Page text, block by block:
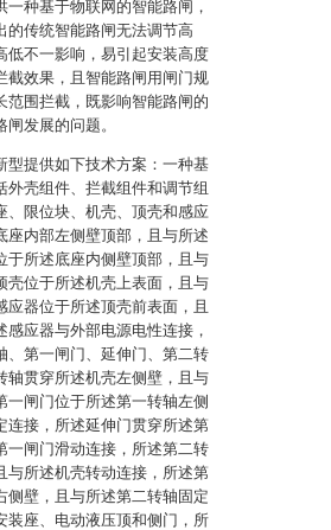
种基于物联网的智能路闸，
的传统智能路闸无法调节高
低不一影响，易引起安装高度
截效果，且智能路闸用闸门规
范围拦截，既影响智能路闸的
发展的问题。
型提供如下技术方案：一种基
外壳组件、拦截组件和调节组
、限位块、机壳、顶壳和感应
座内部左侧壁顶部，且与所述
于所述底座内侧壁顶部，且与
壳位于所述机壳上表面，且与
器位于所述顶壳前表面，且
应器与外部电源电性连接，
、第一闸门、延伸门、第二转
轴贯穿所述机壳左侧壁，且与
一闸门位于所述第一转轴左侧
连接，所述延伸门贯穿所述第
一闸门滑动连接，所述第二转
与所述机壳转动连接，所述第
侧壁，且与所述第二转轴固定
装座、电动液压顶和侧门，所